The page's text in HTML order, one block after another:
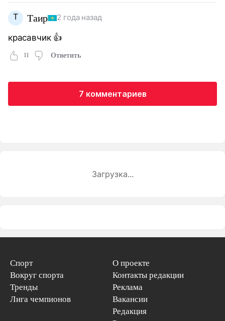
Т Таир 2 года назад
красавчик 👍
11 Ответить
7 комментариев
Загрузка...
Спорт
Вокруг спорта
Тренды
Лига чемпионов
О проекте
Контакты редакции
Реклама
Вакансии
Редакция